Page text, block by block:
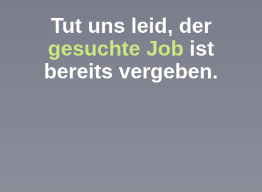
Kontakt
Mitarbeiterportal
Tut uns leid, der
gesuchte Job ist
bereits vergeben.